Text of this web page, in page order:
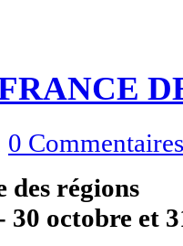
0 Commentaires
des régions
octobre et